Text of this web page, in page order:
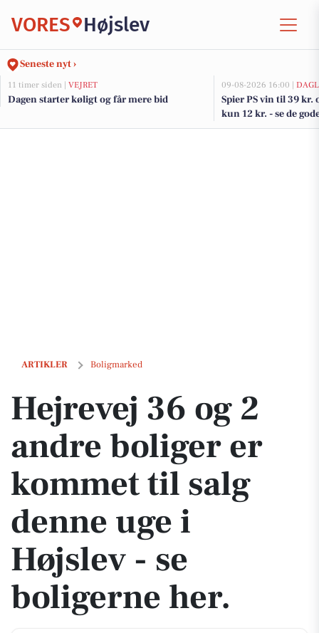
VORES Højslev
Seneste nyt ›
11 timer siden | VEJRET
Dagen starter køligt og får mere bid
09-08-2026 16:00 |
Spier PS vin til 39
kun 12 kr. - se de
ARTIKLER Boligmarked
Hejrevej 36 og 2 andre boliger er kommet til salg denne uge i
Hejrevej 36 og 2
andre boliger er
kommet til salg
denne uge i
Højslev - se
boligerne her.